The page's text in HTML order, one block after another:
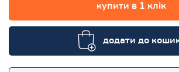
купити в 1 клік
додати до